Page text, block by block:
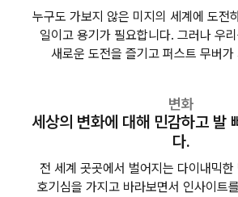
누구도 가보지 않은 미지의 세계에 도전
일이고 용기가 필요합니다. 그러나 우
새로운 도전을 즐기고 퍼스트 무버가
변화
세상의 변화에 대해 민감하고 발
다.
전 세계 곳곳에서 벌어지는 다이내믹한
호기심을 가지고 바라보면서 인사이트